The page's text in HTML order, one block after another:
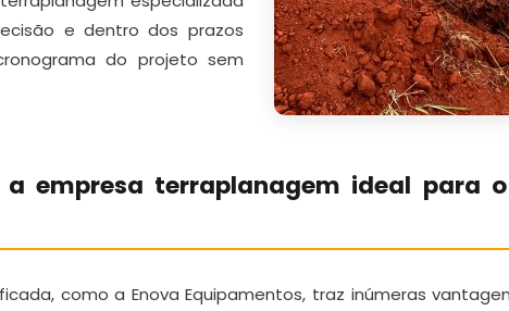
e dentro dos prazos
do projeto sem
empresa terraplanagem ideal para
como a Enova Equipamentos, traz inúmeras